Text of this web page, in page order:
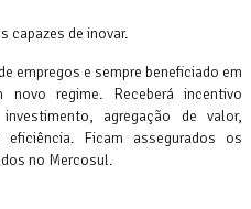
capazes de inovar.
empregos e sempre beneficiado em
novo regime. Receberá incentivo
agregação de valor,
Ficam assegurados os
no Mercosul.